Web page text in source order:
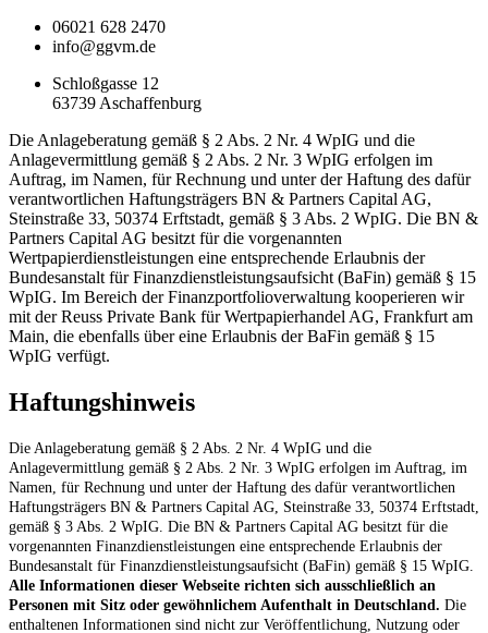
06021 628 2470
info@ggvm.de
Schloßgasse 12
63739 Aschaffenburg
Die Anlageberatung gemäß § 2 Abs. 2 Nr. 4 WpIG und die
Anlagevermittlung gemäß § 2 Abs. 2 Nr. 3 WpIG erfolgen im
Auftrag, im Namen, für Rechnung und unter der Haftung des dafür
verantwortlichen Haftungsträgers BN & Partners Capital AG,
Steinstraße 33, 50374 Erftstadt, gemäß § 3 Abs. 2 WpIG. Die BN &
Partners Capital AG besitzt für die vorgenannten
Wertpapierdienstleistungen eine entsprechende Erlaubnis der
Bundesanstalt für Finanzdienstleistungsaufsicht (BaFin) gemäß § 15
WpIG. Im Bereich der Finanzportfolioverwaltung kooperieren wir
mit der Reuss Private Bank für Wertpapierhandel AG, Frankfurt am
Main, die ebenfalls über eine Erlaubnis der BaFin gemäß § 15
WpIG verfügt.
Haftungshinweis
Die Anlageberatung gemäß § 2 Abs. 2 Nr. 4 WpIG und die
Anlagevermittlung gemäß § 2 Abs. 2 Nr. 3 WpIG erfolgen im Auftrag, im
Namen, für Rechnung und unter der Haftung des dafür verantwortlichen
Haftungsträgers BN & Partners Capital AG, Steinstraße 33, 50374 Erftstadt,
gemäß § 3 Abs. 2 WpIG. Die BN & Partners Capital AG besitzt für die
vorgenannten Finanzdienstleistungen eine entsprechende Erlaubnis der
Bundesanstalt für Finanzdienstleistungsaufsicht (BaFin) gemäß § 15 WpIG.
Alle Informationen dieser Webseite richten sich ausschließlich an
Personen mit Sitz oder gewöhnlichem Aufenthalt in Deutschland. Die
enthaltenen Informationen sind nicht zur Veröffentlichung, Nutzung oder